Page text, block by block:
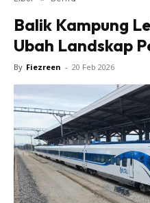
Balik Kampung
Ubah Landskap
By Fiezreen - 20 Feb 2026